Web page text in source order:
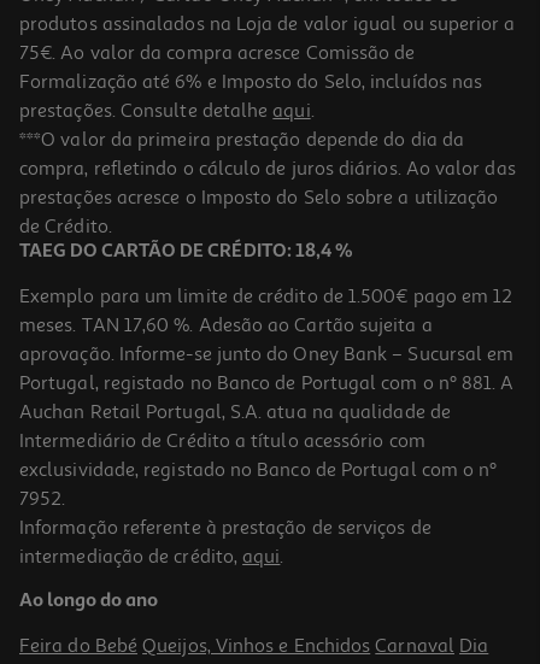
Jogo À Descoberta Da Europa Clementoni
12.99 €/un
12,99 €
Jogo Os Animais Da Quinta Clementoni
7.99 €/un
7,99 €
produtos assinalados na Loja de valor igual ou superior a
75€. Ao valor da compra acresce Comissão de
Formalização até 6% e Imposto do Selo, incluídos nas
prestações. Consulte detalhe aqui.
***O valor da primeira prestação depende do dia da
compra, refletindo o cálculo de juros diários. Ao valor das
prestações acresce o Imposto do Selo sobre a utilização
de Crédito.
TAEG DO CARTÃO DE CRÉDITO: 18,4 %
Exemplo para um limite de crédito de 1.500€ pago em 12
meses. TAN 17,60 %. Adesão ao Cartão sujeita a
aprovação. Informe-se junto do Oney Bank – Sucursal em
Portugal, registado no Banco de Portugal com o nº 881. A
Auchan Retail Portugal, S.A. atua na qualidade de
Intermediário de Crédito a título acessório com
exclusividade, registado no Banco de Portugal com o nº
7952.
Informação referente à prestação de serviços de
intermediação de crédito, aqui.
Ao longo do ano
Feira do Bebé Queijos, Vinhos e Enchidos Carnaval Dia